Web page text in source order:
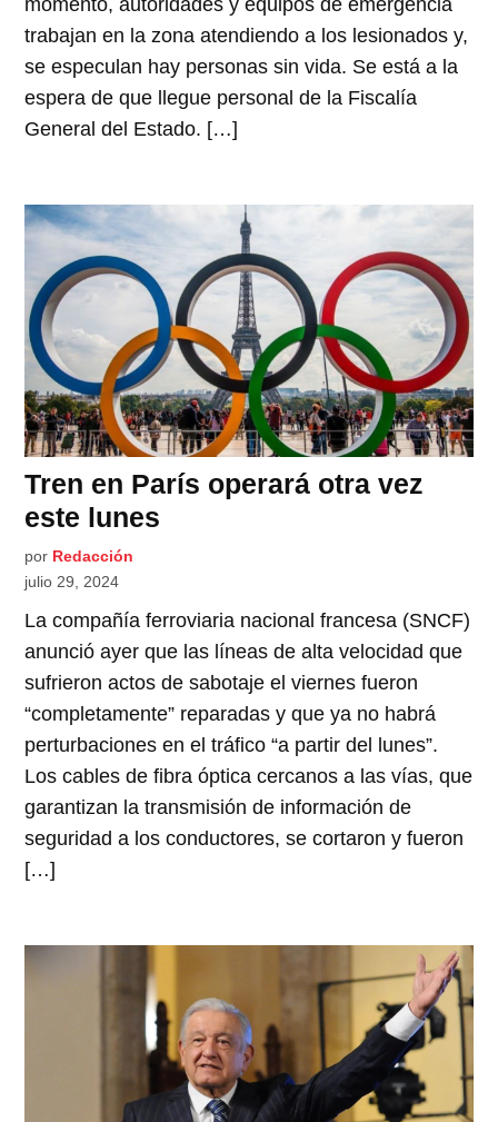
momento, autoridades y equipos de emergencia
trabajan en la zona atendiendo a los lesionados y,
se especulan hay personas sin vida. Se está a la
espera de que llegue personal de la Fiscalía
General del Estado. […]
Tren en París operará otra vez
este lunes
por Redacción
julio 29, 2024
La compañía ferroviaria nacional francesa (SNCF)
anunció ayer que las líneas de alta velocidad que
sufrieron actos de sabotaje el viernes fueron
“completamente” reparadas y que ya no habrá
perturbaciones en el tráfico “a partir del lunes”.
Los cables de fibra óptica cercanos a las vías, que
garantizan la transmisión de información de
seguridad a los conductores, se cortaron y fueron
[…]